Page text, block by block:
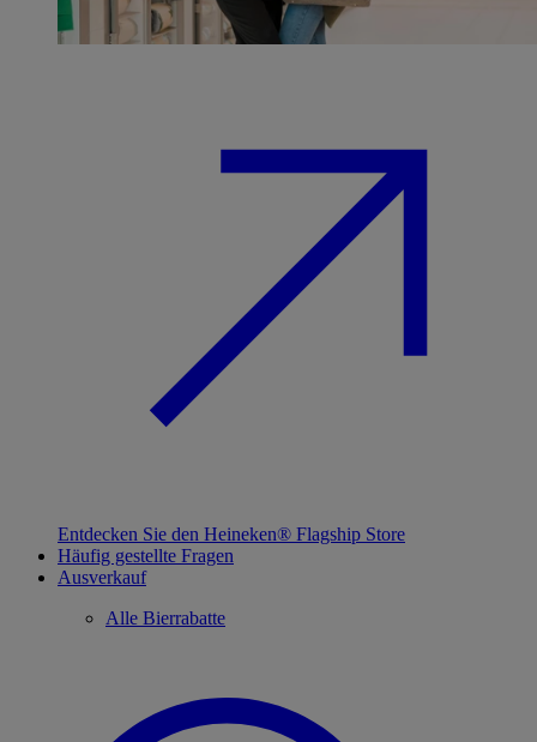
Entdecken Sie den Heineken® Flagship Store
Häufig gestellte Fragen
Ausverkauf
Alle Bierrabatte